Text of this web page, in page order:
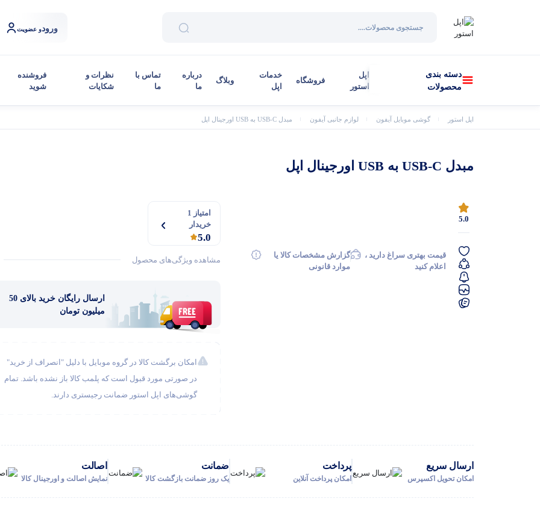
ورودو عضویت
دسته بندی
محصولات
اپل
استور
فروشگاه
خدمات
اپل
وبلاگ
درباره
ما
تماس با
ما
نظرات و
شکایات
فروشنده
شوید
اپل استور گوشی موبایل آیفون لوازم جانبی آیفون مبدل USB-C به USB اورجینال اپل
مبدل USB-C به USB اورجینال اپل
5.0
قیمت بهتری سراغ دارید ،
اعلام کنید
گزارش مشخصات کالا یا
موارد قانونی
امتیاز 1
خریدار
5.0
مشاهده ویژگی‌های محصول
ارسال رایگان خرید بالای 50
میلیون تومان
امکان برگشت کالا در گروه موبایل با دلیل "انصراف از خرید"
در صورتی مورد قبول است که پلمب کالا باز نشده باشد. تمام
گوشی‌های اپل استور ضمانت رجیستری دارند.
ارسال سریع
امکان تحویل اکسپرس
پرداخت
امکان پرداخت آنلاین
ضمانت
یک روز ضمانت بازگشت کالا
اصالت
نمایش اصالت و اورجینال کالا